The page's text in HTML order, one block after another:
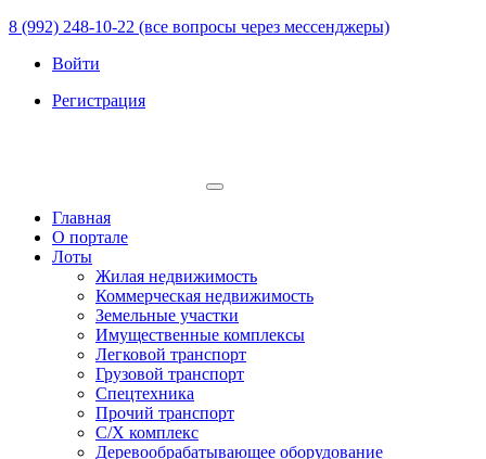
8 (992) 248-10-22 (все вопросы через мессенджеры)
Войти
Регистрация
Главная
О портале
Лоты
Жилая недвижимость
Коммерческая недвижимость
Земельные участки
Имущественные комплексы
Легковой транспорт
Грузовой транспорт
Спецтехника
Прочий транспорт
С/Х комплекс
Деревообрабатывающее оборудование